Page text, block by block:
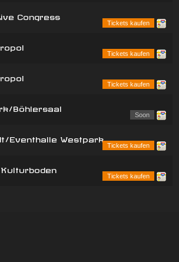
Congress
Tickets kaufen
Tickets kaufen
Tickets kaufen
Böhlersaal
Soon
Eventhalle Westpark
Tickets kaufen
Tickets kaufen